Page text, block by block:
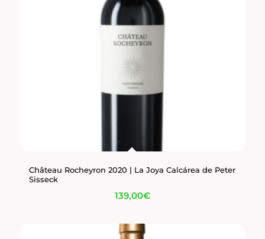
Château Rocheyron 2020 | La Joya Calcárea de Peter
Sisseck
139,00€